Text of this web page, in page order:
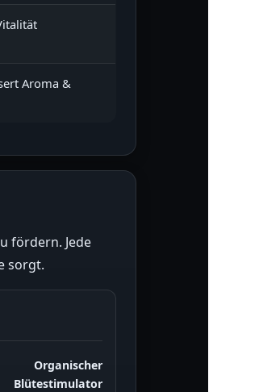
Aroma &
fördern. Jede
sorgt.
Organischer
Blütestimulator